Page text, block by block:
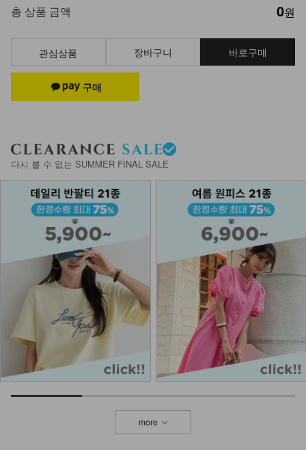
KOA-T-15/심플끈나시
12,900
DM32-P-09/샌디 피그먼트 워싱 스커
트
29,900 5,900 80%
KOA-T-26/스퀘어 스판나시
13,900 9,900 29%
KOA-T-11/잔느롱나시
12,900 8,280
KOA-T-16/더블끈나시
13,900 9,900 29%
NKA62-A-1/에어 브라캡 끈나시
13,900
총 상품 금액 0원
관심상품 장바구니 바로구매
다시 볼 수 없는 SUMMER FINAL SALE
more